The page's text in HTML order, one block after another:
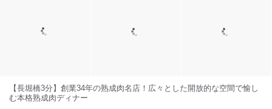
【長堀橋3分】創業34年の熟成肉名店！広々とした開放的な空間で愉し
む本格熟成肉ディナー